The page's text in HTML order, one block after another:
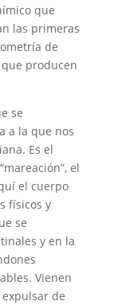
que
las primeras
de
producen
se
a la que nos
Es el
el
el cuerpo
físicos y
se
y en la
Vienen
de